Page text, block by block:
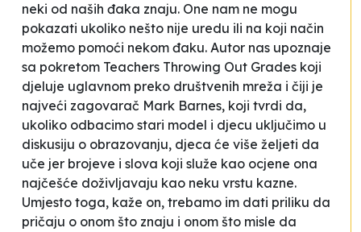
neki od naših đaka znaju. One nam ne mogu
pokazati ukoliko nešto nije uredu ili na koji način
možemo pomoći nekom đaku. Autor nas upoznaje
sa pokretom Teachers Throwing Out Grades koji
djeluje uglavnom preko društvenih mreža i čiji je
najveći zagovarač Mark Barnes, koji tvrdi da,
ukoliko odbacimo stari model i djecu uključimo u
diskusiju o obrazovanju, djeca će više željeti da
uče jer brojeve i slova koji služe kao ocjene ona
najčešće doživljavaju kao neku vrstu kazne.
Umjesto toga, kaže on, trebamo im dati priliku da
pričaju o onom što znaju i onom što misle da